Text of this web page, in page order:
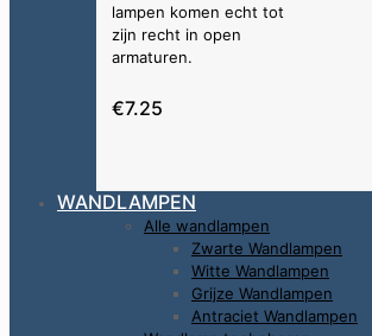
lampen komen echt tot
zijn recht in open
armaturen.
€7.25
WANDLAMPEN
Alle wandlampen
Zwarte Wandlampen
Witte Wandlampen
Grijze Wandlampen
Antraciet Wandlampen